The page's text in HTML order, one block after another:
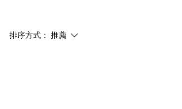
排序方式： 推薦